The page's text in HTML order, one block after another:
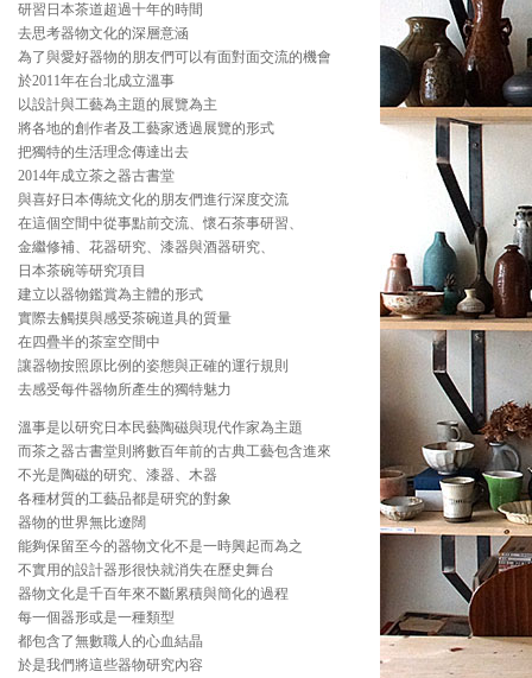
研習日本茶道超過十年的時間
去思考器物文化的深層意涵
為了與愛好器物的朋友們可以有面對面交流的機會
於2011年在台北成立溫事
以設計與工藝為主題的展覽為主
將各地的創作者及工藝家透過展覽的形式
把獨特的生活理念傳達出去
2014年成立茶之器古書堂
與喜好日本傳統文化的朋友們進行深度交流
在這個空間中從事點前交流、懷石茶事研習、
金繼修補、花器研究、漆器與酒器研究、
日本茶碗等研究項目
建立以器物鑑賞為主體的形式
實際去觸摸與感受茶碗道具的質量
在四疊半的茶室空間中
讓器物按照原比例的姿態與正確的運行規則
去感受每件器物所產生的獨特魅力
溫事是以研究日本民藝陶磁與現代作家為主題
而茶之器古書堂則將數百年前的古典工藝包含進來
不光是陶磁的研究、漆器、木器
各種材質的工藝品都是研究的對象
器物的世界無比遼闊
能夠保留至今的器物文化不是一時興起而為之
不實用的設計器形很快就消失在歷史舞台
器物文化是千百年來不斷累積與簡化的過程
每一個器形或是一種類型
都包含了無數職人的心血結晶
於是我們將這些器物研究內容